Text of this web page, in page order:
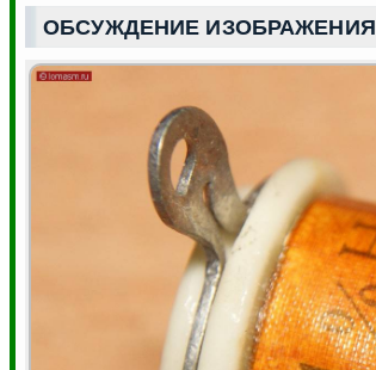
ОБСУЖДЕНИЕ ИЗОБРАЖЕНИЯ